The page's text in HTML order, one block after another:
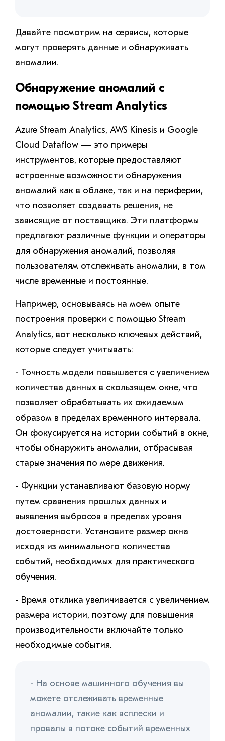
Давайте посмотрим на сервисы, которые
могут проверять данные и обнаруживать
аномалии.
Обнаружение аномалий с
помощью Stream Analytics
Azure Stream Analytics, AWS Kinesis и Google
Cloud Dataflow — это примеры
инструментов, которые предоставляют
встроенные возможности обнаружения
аномалий как в облаке, так и на периферии,
что позволяет создавать решения, не
зависящие от поставщика. Эти платформы
предлагают различные функции и операторы
для обнаружения аномалий, позволяя
пользователям отслеживать аномалии, в том
числе временные и постоянные.
Например, основываясь на моем опыте
построения проверки с помощью Stream
Analytics, вот несколько ключевых действий,
которые следует учитывать:
- Точность модели повышается с увеличением
количества данных в скользящем окне, что
позволяет обрабатывать их ожидаемым
образом в пределах временного интервала.
Он фокусируется на истории событий в окне,
чтобы обнаружить аномалии, отбрасывая
старые значения по мере движения.
- Функции устанавливают базовую норму
путем сравнения прошлых данных и
выявления выбросов в пределах уровня
достоверности. Установите размер окна
исходя из минимального количества
событий, необходимых для практического
обучения.
- Время отклика увеличивается с увеличением
размера истории, поэтому для повышения
производительности включайте только
необходимые события.
- На основе машинного обучения вы
можете отслеживать временные
аномалии, такие как всплески и
провалы в потоке событий временных